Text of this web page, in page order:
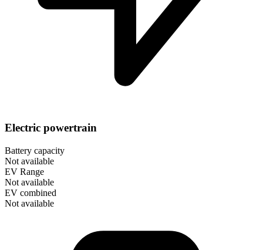
Electric powertrain
Battery capacity
Not available
EV Range
Not available
EV combined
Not available